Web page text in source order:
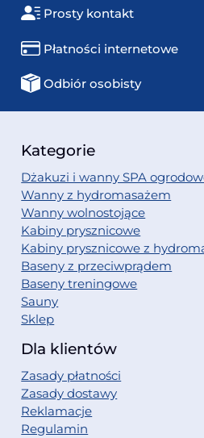
Prosty kontakt
Płatności internetowe
Odbiór osobisty
Kategorie
Dżakuzi i wanny SPA
Wanny z hydromasażem
Wanny wolnostojące
Kabiny prysznicowe
Kabiny prysznicowe z
Baseny z przeciwprądem
Baseny treningowe
Sauny
Sklep
Dla klientów
Zasady płatności
Zasady dostawy
Reklamacje
Regulamin